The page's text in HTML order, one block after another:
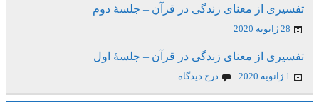
تفسیری از معنای زندگی در قرآن – جلسۀ دوم
28 ژانویه 2020
تفسیری از معنای زندگی در قرآن – جلسۀ اول
1 ژانویه 2020 درج دیدگاه